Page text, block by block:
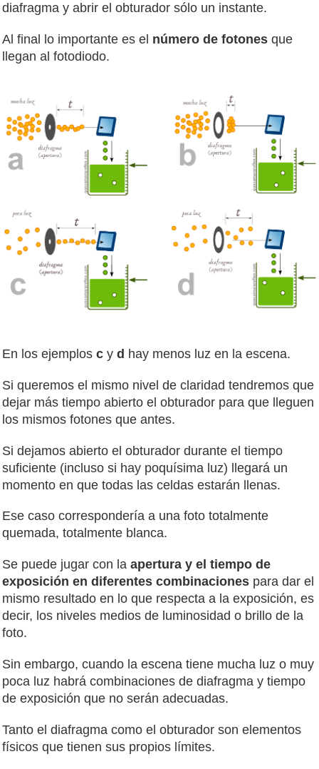
diafragma y abrir el obturador sólo un instante.
Al final lo importante es el número de fotones que
llegan al fotodiodo.
En los ejemplosc yd hay menos luz en la escena.
Si queremos el mismo nivel de claridad tendremos que
dejar más tiempo abierto el obturador para que lleguen
los mismos fotones que antes.
Si dejamos abierto el obturador durante el tiempo
suficiente (incluso si hay poquísima luz) llegará un
momento en que todas las celdas estarán llenas.
Ese caso correspondería a una foto totalmente
quemada, totalmente blanca.
Se puede jugar con laapertura y el tiempo de
exposición en diferentes combinaciones para dar el
mismo resultado en lo que respecta a la exposición, es
decir, los niveles medios de luminosidad o brillo de la
foto.
Sin embargo, cuando la escena tiene mucha luz o muy
poca luz habrá combinaciones de diafragma y tiempo
de exposición que no serán adecuadas.
Tanto el diafragma como el obturador son elementos
físicos que tienen sus propios límites.